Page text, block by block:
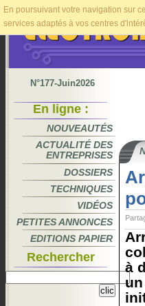
En poursuivant votre navigation sur
services adaptés à vos centres
N°177-Juin2026
En ligne :
NOUVEAUTÉS
ACTUALITÉ DES
ENTREPRISES
DOSSIERS
TECHNIQUES
VIDÉOS
PETITES ANNONCES
EDITIONS PAPIER
Rechercher
à